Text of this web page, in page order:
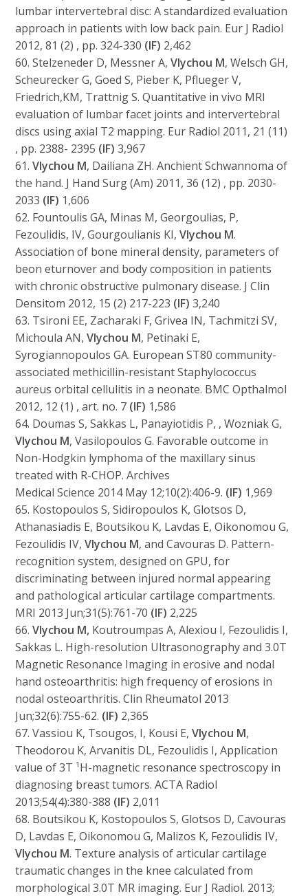
lumbar intervertebral disc: A standardized evaluation
approach in patients with low back pain. Eur J Radiol
2012, 81 (2) , pp. 324-330 (IF) 2,462
60. Stelzeneder D, Messner A, Vlychou M, Welsch GH,
Scheurecker G, Goed S, Pieber K, Pflueger V,
Friedrich,KM, Trattnig S. Quantitative in vivo MRI
evaluation of lumbar facet joints and intervertebral
discs using axial T2 mapping. Eur Radiol 2011, 21 (11)
, pp. 2388- 2395 (IF) 3,967
61.Vlychou M, Dailiana ZH. Anchient Schwannoma of
the hand. J Hand Surg (Am) 2011, 36 (12) , pp. 2030-
2033 (IF) 1,606
62. Fountoulis GA, Minas M, Georgoulias, P,
Fezoulidis, IV, Gourgoulianis KI,Vlychou M.
Association of bone mineral density, parameters of
beon eturnover and body composition in patients
with chronic obstructive pulmonary disease. J Clin
Densitom 2012, 15 (2) 217-223 (IF) 3,240
63. Tsironi EE, Zacharaki F, Grivea IN, Tachmitzi SV,
Michoula AN,Vlychou M, Petinaki E,
Syrogiannopoulos GA. European ST80 community-
associated methicillin-resistant Staphylococcus
aureus orbital cellulitis in a neonate. BMC Opthalmol
2012, 12 (1) , art. no. 7 (IF) 1,586
64. Doumas S, Sakkas L, Panayiotidis P, , Wozniak G,
Vlychou M, Vasilopoulos G. Favorable outcome in
Non-Hodgkin lymphoma of the maxillary sinus
treated with R-CHOP. Archives
Medical Science 2014 May 12;10(2):406-9. (IF) 1,969
65. Kostopoulos S, Sidiropoulos K, Glotsos D,
Athanasiadis E, Boutsikou K, Lavdas E, Oikonomou G,
Fezoulidis IV,Vlychou M, and Cavouras D. Pattern-
recognition system, designed on GPU, for
discriminating between injured normal appearing
and pathological articular cartilage compartments.
MRI 2013 Jun;31(5):761-70 (IF) 2,225
66.Vlychou M, Koutroumpas A, Alexiou I, Fezoulidis I,
Sakkas L. High-resolution Ultrasonography and 3.0T
Magnetic Resonance Imaging in erosive and nodal
hand osteoarthritis: high frequency of erosions in
nodal osteoarthritis. Clin Rheumatol 2013
Jun;32(6):755-62. (IF) 2,365
67. Vassiou K, Tsougos, I, Kousi E,Vlychou M,
Theodorou K, Arvanitis DL, Fezoulidis I, Application
value of 3T ¹H-magnetic resonance spectroscopy in
diagnosing breast tumors. ACTA Radiol
2013;54(4):380-388 (IF) 2,011
68. Boutsikou K, Kostopoulos S, Glotsos D, Cavouras
D, Lavdas E, Oikonomou G, Malizos K, Fezoulidis IV,
Vlychou M. Texture analysis of articular cartilage
traumatic changes in the knee calculated from
morphological 3.0T MR imaging. Eur J Radiol. 2013;